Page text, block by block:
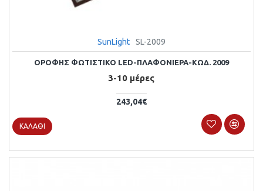
SunLight SL-2009
ΟΡΟΦΗΣ ΦΩΤΙΣΤΙΚΟ LED-ΠΛΑΦΟΝΙΕΡΑ-ΚΩΔ. 2009
3-10 μέρες
243,04€
ΚΑΛΆΘΙ